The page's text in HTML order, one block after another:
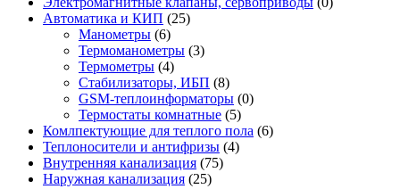
Автоматика и КИП (25)
Манометры (6)
Термоманометры (3)
Термометры (4)
Стабилизаторы, ИБП (8)
GSM-теплоинформаторы (0)
Термостаты комнатные (5)
Комлпектующие для теплого пола (6)
Теплоносители и антифризы (4)
Внутренняя канализация (75)
Наружная канализация (25)